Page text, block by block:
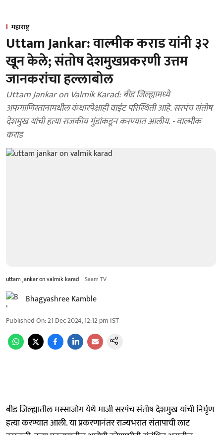
महाराष्ट्र
Uttam Jankar: वाल्मीक कराड यांनी ३२
खून केले; संतोष देशमुखप्रकरणी उत्तम
जानकरांचा हल्लाबोल
Uttam Jankar on Valmik Karad: बीड जिल्ह्यामध्ये
अफगाणिस्तानामधील कंधारपेक्षाही वाईट परिस्थिती आहे. सरपंच संतोष
देशमुख यांची हत्या राजकीय गुंडांकडून करण्यात आलीय. - वाल्मीक
कराड
uttam jankar on valmik karad Saam TV
Bhagyashree Kamble
Published On:21 Dec 2024, 12:12 pm IST
बीड जिल्ह्यातील मस्साजोग येथे माजी सरपंच संतोष देशमुख यांची निर्घृण
हत्या करण्यात आली. या प्रकरणानंतर राज्यभरात संतापाची लाट